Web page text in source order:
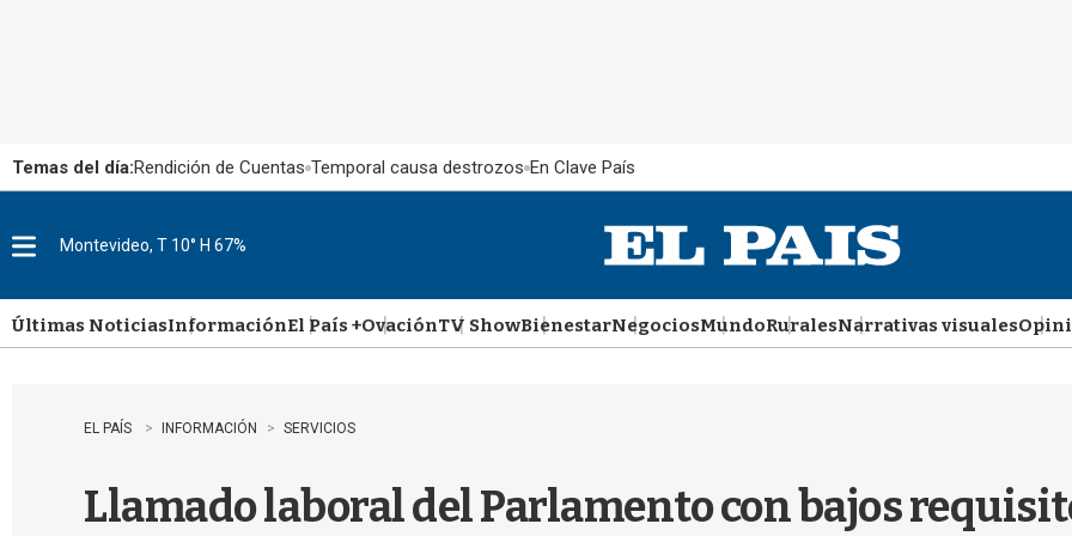
Temas del día:Rendición de Cuentas Temporal causa destrozos En Clave País
u
Montevideo, T 10° H 67%
Últimas NoticiasInformaciónEl País +OvaciónTV ShowBienestarNegociosMundoRuralesNarrativas visuales
EL PAÍS INFORMACIÓN SERVICIOS
Llamado laboral del Parlamento con bajos